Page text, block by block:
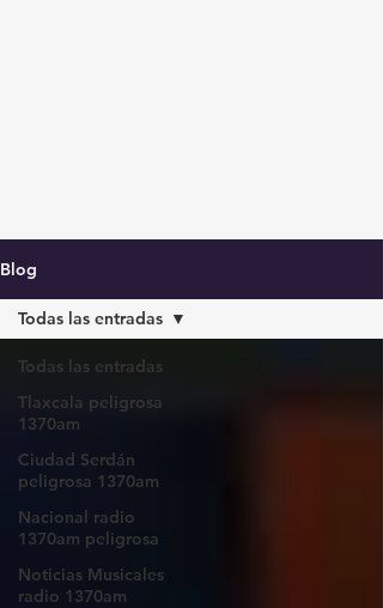
Blog
Todas las entradas
Tlaxcala peligrosa
1370am
Ciudad Serdán
peligrosa 1370am
Nacional radio
1370am peligrosa
Noticias Musicales
radio 1370am
Todas las entradas